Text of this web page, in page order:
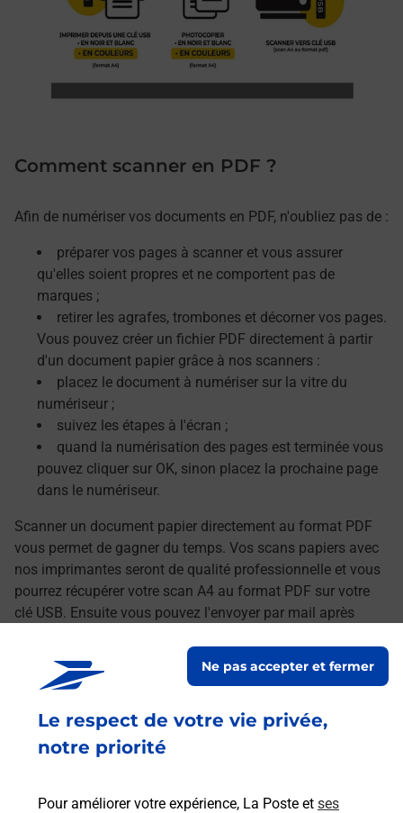
Le respect de votre vie privée,
notre priorité
Pour améliorer votre expérience, La Poste et ses
Ne pas accepter et fermer
Comment scanner en PDF ?
Afin de numériser vos documents en PDF, n'oubliez pas de :
préparer vos pages à scanner et vous assurer
qu'elles soient propres et ne comportent pas de
marques ;
retirer les agrafes, trombones et décorner vos pages.
Vous pouvez créer un fichier PDF directement à partir
d'un document papier grâce à nos scanners :
placez le document à numériser sur la vitre du
numériseur ;
suivez les étapes à l'écran ;
quand la numérisation des pages est terminée vous
pouvez cliquer sur OK, sinon placez la prochaine page
dans le numériseur.
Scanner un document papier directement au format PDF
vous permet de gagner du temps. Vos scans papiers avec
nos imprimantes seront de qualité professionnelle et vous
pourrez récupérer votre scan A4 au format PDF sur votre
clé USB. Ensuite vous pouvez l'envoyer par mail après
Le lien s'ouvre dans un nouvel onglet
Services